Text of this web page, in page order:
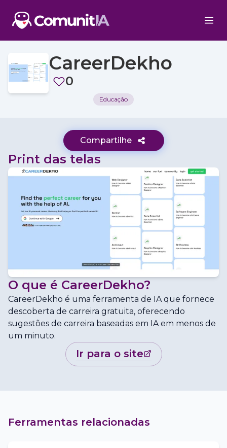
CareerDekho
0
Educação
Compartilhe
Print das telas
O que é CareerDekho?
CareerDekho é uma ferramenta de IA que fornece
descoberta de carreira gratuita, oferecendo
sugestões de carreira baseadas em IA em menos de
um minuto.
ir para o site
Ferramentas relacionadas